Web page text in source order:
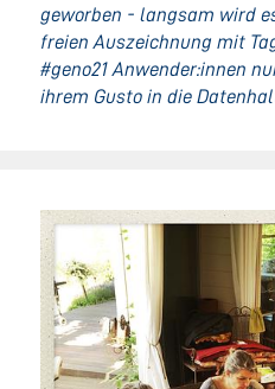
geworben - langsam wird
freien Auszeichnung mit
#geno21 Anwender:innen
ihrem Gusto in die